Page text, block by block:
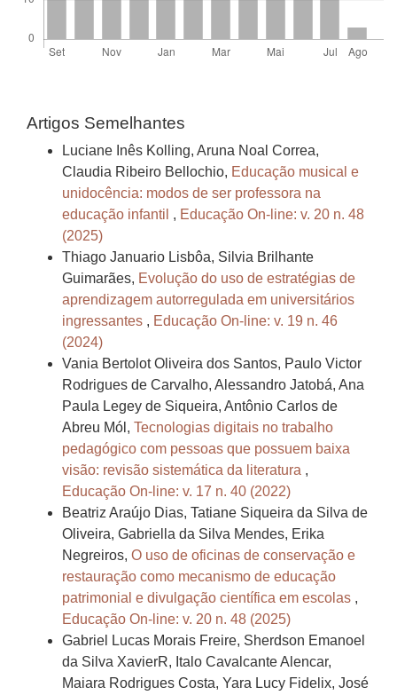
Artigos Semelhantes
Luciane Inês Kolling, Aruna Noal Correa,
Claudia Ribeiro Bellochio, Educação musical e
unidocência: modos de ser professora na
educação infantil , Educação On-line: v. 20 n. 48
(2025)
Thiago Januario Lisbôa, Silvia Brilhante
Guimarães, Evolução do uso de estratégias de
aprendizagem autorregulada em universitários
ingressantes , Educação On-line: v. 19 n. 46
(2024)
Vania Bertolot Oliveira dos Santos, Paulo Victor
Rodrigues de Carvalho, Alessandro Jatobá, Ana
Paula Legey de Siqueira, Antônio Carlos de
Abreu Mól, Tecnologias digitais no trabalho
pedagógico com pessoas que possuem baixa
visão: revisão sistemática da literatura ,
Educação On-line: v. 17 n. 40 (2022)
Beatriz Araújo Dias, Tatiane Siqueira da Silva de
Oliveira, Gabriella da Silva Mendes, Erika
Negreiros, O uso de oficinas de conservação e
restauração como mecanismo de educação
patrimonial e divulgação científica em escolas ,
Educação On-line: v. 20 n. 48 (2025)
Gabriel Lucas Morais Freire, Sherdson Emanoel
da Silva XavierR, Italo Cavalcante Alencar,
Maiara Rodrigues Costa, Yara Lucy Fidelix, José